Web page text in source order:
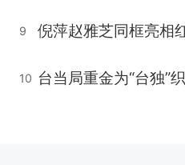
9 倪萍赵雅芝同框亮相
10 台当局重金为“台独”